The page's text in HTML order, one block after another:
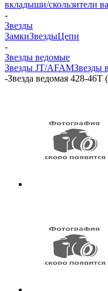
вкладыши/скользители
-
Звезды
ЗамкиЗвездыЦепи
-
Звезды ведомые
Звезды JT/AFAMЗвезды
-Звезда ведомая 428-46T